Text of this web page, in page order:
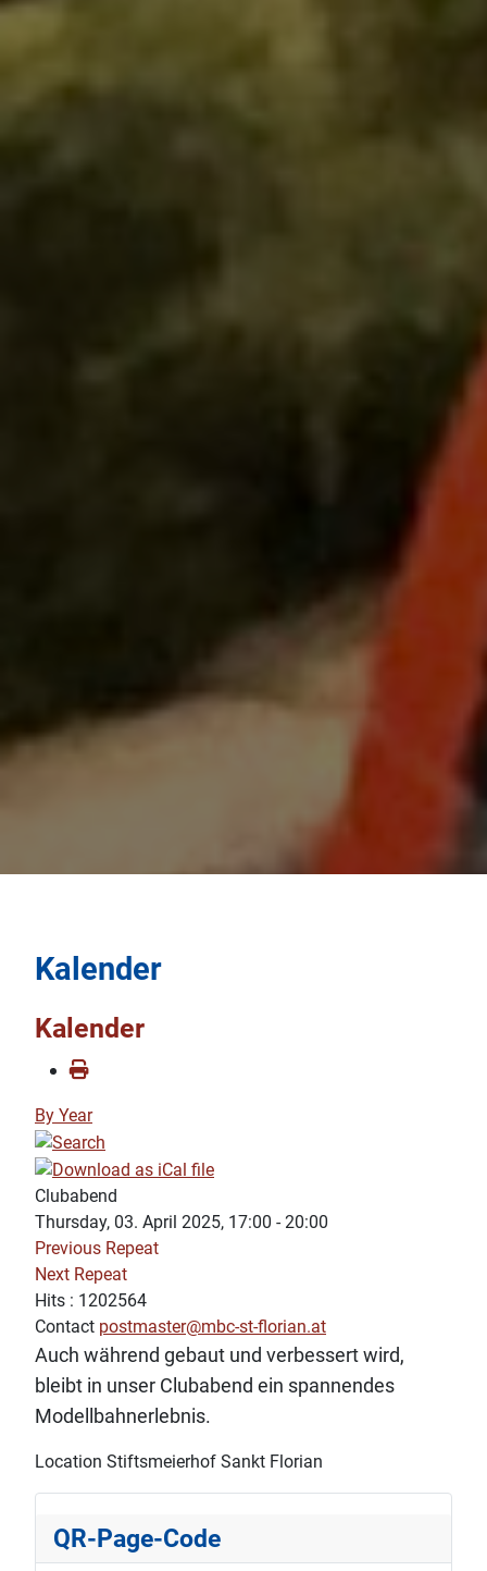
Kalender
Kalender
By Year
Clubabend
Thursday, 03. April 2025, 17:00 - 20:00
Previous Repeat
Next Repeat
Hits : 1202564
Contact postmaster@mbc-st-florian.at
Auch während gebaut und verbessert wird,
bleibt in unser Clubabend ein spannendes
Modellbahnerlebnis.
Location Stiftsmeierhof Sankt Florian
QR-Page-Code